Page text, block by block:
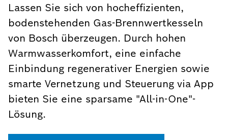
Lassen Sie sich von hocheffizienten,
bodenstehenden Gas-Brennwertkesseln
von Bosch überzeugen. Durch hohen
Warmwasserkomfort, eine einfache
Einbindung regenerativer Energien sowie
smarte Vernetzung und Steuerung via App
bieten Sie eine sparsame "All-in-One"-
Lösung.